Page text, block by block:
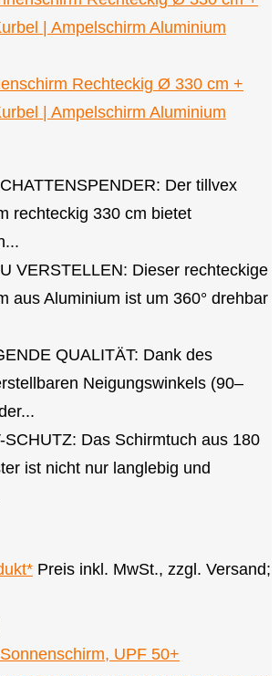
Rechteckig Ø 330 cm +
| Ampelschirm Aluminium
Der tillvex
rechteckig 330 cm bietet
VERSTELLEN: Dieser rechteckige
aus Aluminium ist um 360° drehbar
QUALITÄT: Dank des
Neigungswinkels (90–
SCHUTZ: Das Schirmtuch aus 180
ist nicht nur langlebig und
Preis inkl. MwSt., zzgl. Versand;